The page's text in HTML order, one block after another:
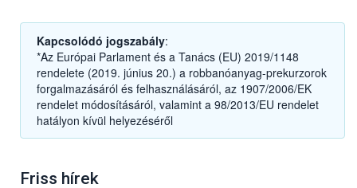
Kapcsolódó jogszabály:
*Az Európai Parlament és a Tanács (EU) 2019/1148
rendelete (2019. június 20.) a robbanóanyag-prekurzorok
forgalmazásáról és felhasználásáról, az 1907/2006/EK
rendelet módosításáról, valamint a 98/2013/EU rendelet
hatályon kívül helyezéséről
Friss hírek